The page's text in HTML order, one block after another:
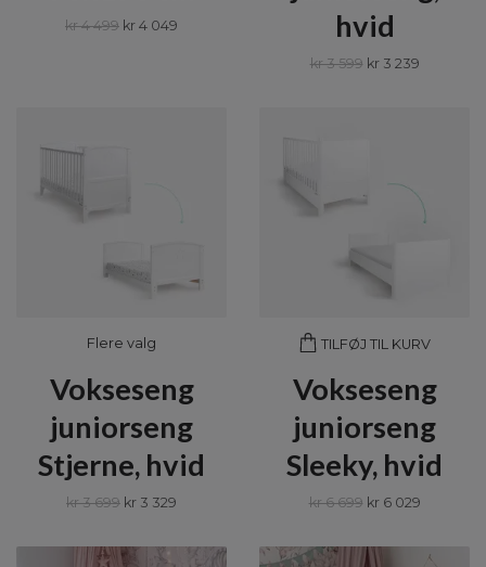
kr 4 499 kr 4 049
hvid
kr 3 599 kr 3 239
Flere valg
Vokseseng
juniorseng
Stjerne, hvid
kr 3 699 kr 3 329
TILFØJ TIL KURV
Vokseseng
juniorseng
Sleeky, hvid
kr 6 699 kr 6 029